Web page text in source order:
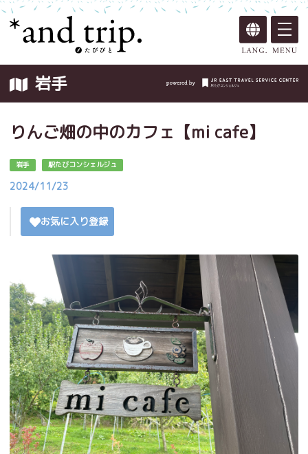
岩手
りんご畑の中のカフェ【mi cafe】
岩手 駅たびコンシェルジュ
2024/11/23
お気に入り登録